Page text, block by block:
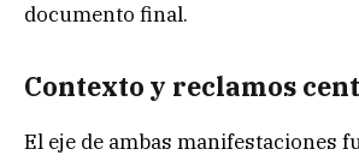
documento final.
Contexto y reclamos
El eje de ambas manifestaciones